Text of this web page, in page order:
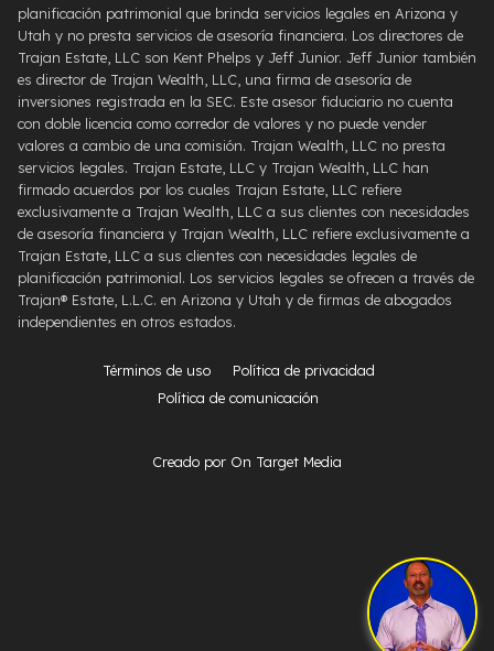
planificación patrimonial que brinda servicios legales en Arizona y
Utah y no presta servicios de asesoría financiera. Los directores de
Trajan Estate, LLC son Kent Phelps y Jeff Junior. Jeff Junior también
es director de Trajan Wealth, LLC, una firma de asesoría de
inversiones registrada en la SEC. Este asesor fiduciario no cuenta
con doble licencia como corredor de valores y no puede vender
valores a cambio de una comisión. Trajan Wealth, LLC no presta
servicios legales. Trajan Estate, LLC y Trajan Wealth, LLC han
firmado acuerdos por los cuales Trajan Estate, LLC refiere
exclusivamente a Trajan Wealth, LLC a sus clientes con necesidades
de asesoría financiera y Trajan Wealth, LLC refiere exclusivamente a
Trajan Estate, LLC a sus clientes con necesidades legales de
planificación patrimonial. Los servicios legales se ofrecen a través de
Trajan® Estate, L.L.C. en Arizona y Utah y de firmas de abogados
independientes en otros estados.
Términos de uso
Política de privacidad
Política de comunicación
Creado por On Target Media